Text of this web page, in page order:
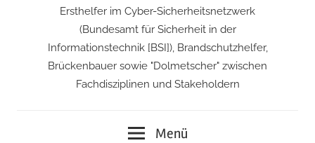
Ersthelfer im Cyber-Sicherheitsnetzwerk
(Bundesamt für Sicherheit in der
Informationstechnik [BSI]), Brandschutzhelfer,
Brückenbauer sowie "Dolmetscher" zwischen
Fachdisziplinen und Stakeholdern
Menü